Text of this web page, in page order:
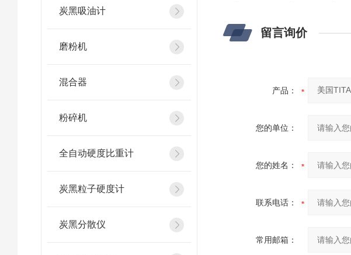
炭黑吸油计
磨粉机
混合器
粉碎机
全自动硬度比重计
炭黑粒子硬度计
炭黑分散仪
留言询价
产品：
您的单位：
您的姓名：
联系电话：
常用邮箱：